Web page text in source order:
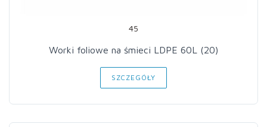
45
Worki foliowe na śmieci LDPE 60L (20)
SZCZEGÓŁY